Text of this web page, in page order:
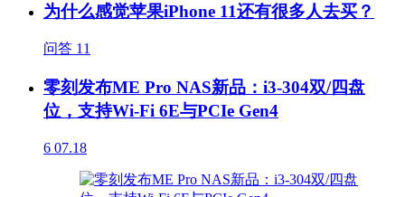
为什么感觉苹果iPhone 11还有很多人去买？
问答 11
零刻发布ME Pro NAS新品：i3-304双/四盘
位，支持Wi-Fi 6E与PCIe Gen4
6 07.18